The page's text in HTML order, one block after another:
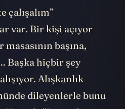
çalışalım”
var. Bir kişi açıyor
başına,
Başka hiçbir şey
Alışkanlık
dileyenlerle bunu